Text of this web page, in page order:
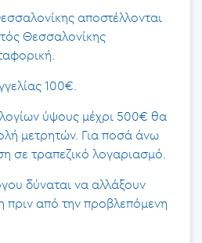
αποστέλλονται
Θεσσαλονίκης
100€.
ύψους μέχρι 500€ θα
μετρητών. Για ποσά άνω
σε τραπεζικό λογαριασμό.
δύναται να αλλάξουν
πριν από την προβλεπόμενη